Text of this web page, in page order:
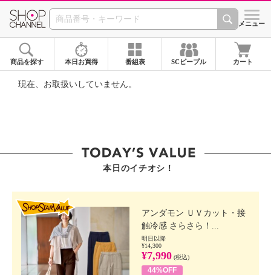
SHOP CHANNEL ショッ
メニュー
商品を探す 本日お買得 番組表 SCピープル カート
現在、お取扱いしていません。
本日のイチオシ！
アンダモン ＵＶカット・接
触冷感 さらさら！...
明日以降
¥14,300
¥7,990 (税込)
44%OFF